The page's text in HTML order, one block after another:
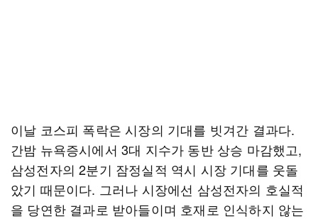
이날 코스피 폭락은 시장의 기대를 빗겨간 결과다.
간밤 뉴욕증시에서 3대 지수가 동반 상승 마감했고,
삼성전자의 2분기 잠정실적 역시 시장 기대를 웃돌
았기 때문이다. 그러나 시장에선 삼성전자의 호실적
을 당연한 결과로 받아들이며 호재로 인식하지 않는